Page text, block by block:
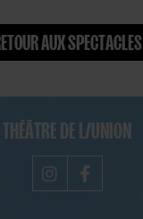
AUX SPECTACLES
THÉÂTRE DE L/UNION